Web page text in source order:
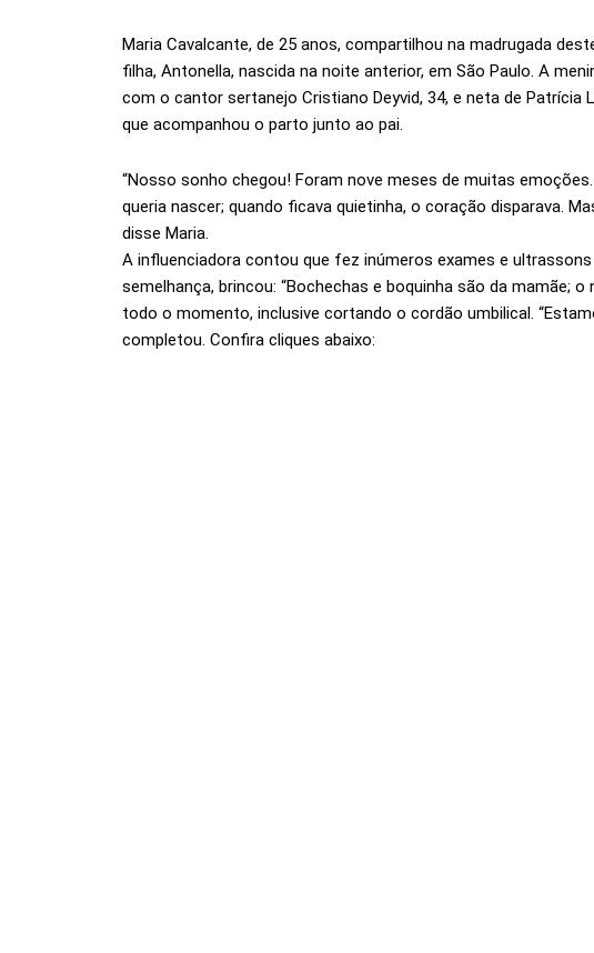
Maria Cavalcante, de 25 anos, compartilhou na madrugada
filha, Antonella, nascida na noite anterior, em São Paulo. A
com o cantor sertanejo Cristiano Deyvid, 34, e neta de Patrícia
que acompanhou o parto junto ao pai.
“Nosso sonho chegou! Foram nove meses de muitas
queria nascer; quando ficava quietinha, o coração disparava.
disse Maria.
A influenciadora contou que fez inúmeros exames e
semelhança, brincou: “Bochechas e boquinha são da mamãe;
todo o momento, inclusive cortando o cordão umbilical.
completou. Confira cliques abaixo: